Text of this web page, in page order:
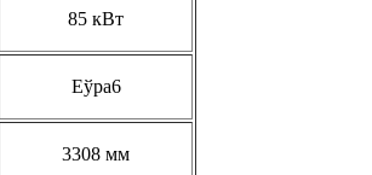
85 кВт
Еўра6
3308 мм